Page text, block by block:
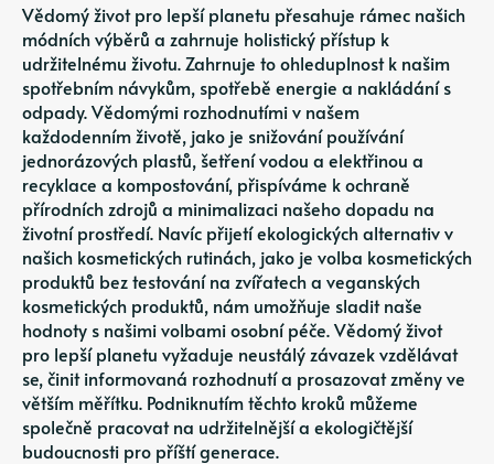
Vědomý život pro lepší planetu přesahuje rámec našich
módních výběrů a zahrnuje holistický přístup k
udržitelnému životu. Zahrnuje to ohleduplnost k našim
spotřebním návykům, spotřebě energie a nakládání s
odpady. Vědomými rozhodnutími v našem
každodenním životě, jako je snižování používání
jednorázových plastů, šetření vodou a elektřinou a
recyklace a kompostování, přispíváme k ochraně
přírodních zdrojů a minimalizaci našeho dopadu na
životní prostředí. Navíc přijetí ekologických alternativ v
našich kosmetických rutinách, jako je volba kosmetických
produktů bez testování na zvířatech a veganských
kosmetických produktů, nám umožňuje sladit naše
hodnoty s našimi volbami osobní péče. Vědomý život
pro lepší planetu vyžaduje neustálý závazek vzdělávat
se, činit informovaná rozhodnutí a prosazovat změny ve
větším měřítku. Podniknutím těchto kroků můžeme
společně pracovat na udržitelnější a ekologičtější
budoucnosti pro příští generace.